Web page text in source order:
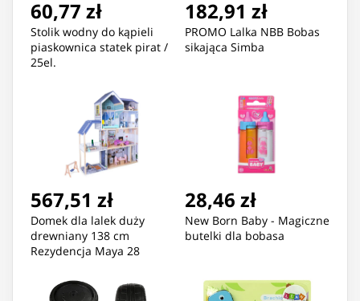
60,77 zł
Stolik wodny do kąpieli
piaskownica statek pirat /
25el.
182,91 zł
PROMO Lalka NBB Bobas
sikająca Simba
567,51 zł
Domek dla lalek duży
drewniany 138 cm
Rezydencja Maya 28
28,46 zł
New Born Baby - Magiczne
butelki dla bobasa